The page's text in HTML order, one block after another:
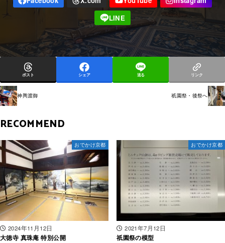
ポスト シェア 送る リンク
神輿渡御 祇園祭・後祭へ
RECOMMEND
おでかけ京都
2024年11月12日
大徳寺 真珠庵 特別公開
おでかけ京都
2021年7月12日
祇園祭の模型